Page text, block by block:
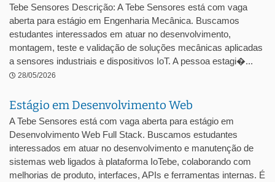
Tebe Sensores Descrição: A Tebe Sensores está com vaga
aberta para estágio em Engenharia Mecânica. Buscamos
estudantes interessados em atuar no desenvolvimento,
montagem, teste e validação de soluções mecânicas aplicadas
a sensores industriais e dispositivos IoT. A pessoa estagi�...
28/05/2026
Estágio em Desenvolvimento Web
A Tebe Sensores está com vaga aberta para estágio em
Desenvolvimento Web Full Stack. Buscamos estudantes
interessados em atuar no desenvolvimento e manutenção de
sistemas web ligados à plataforma IoTebe, colaborando com
melhorias de produto, interfaces, APIs e ferramentas internas. É